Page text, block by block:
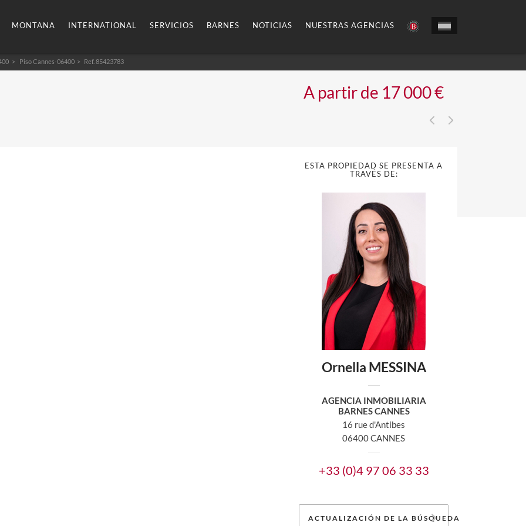
MONTANA INTERNATIONAL SERVICIOS BARNES NOTICIAS NUESTRAS AGENCIAS
Piso Cannes-06400 > Ref. 85423783
A partir de 17 000 €
ESTA PROPIEDAD SE PRESENTA A
TRAVÉS DE:
Ornella MESSINA
AGENCIA INMOBILIARIA
BARNES CANNES
16 rue d'Antibes
06400 CANNES
+33 (0)4 97 06 33 33
ACTUALIZACIÓN DE LA BÚSQUEDA